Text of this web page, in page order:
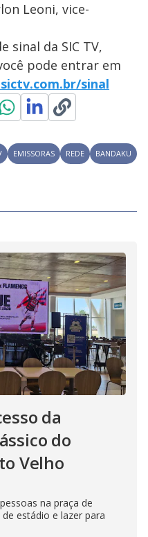
Leoni, vice-
sinal da SIC TV,
pode entrar em
sinal
EMISSORAS REDE BANDAKU
da
do
Velho
na praça de
estádio e lazer para